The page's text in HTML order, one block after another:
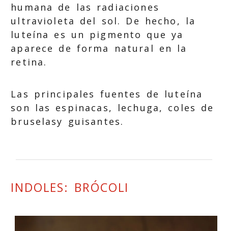
humana de las radiaciones
ultravioleta del sol. De hecho, la
luteína es un pigmento que ya
aparece de forma natural en la
retina.
Las principales fuentes de luteína
son las espinacas, lechuga, coles de
bruselasy guisantes.
INDOLES: BRÓCOLI